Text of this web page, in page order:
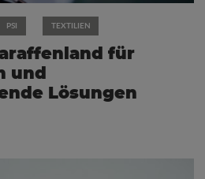
PSI TEXTILIEN
für
und
Lösungen